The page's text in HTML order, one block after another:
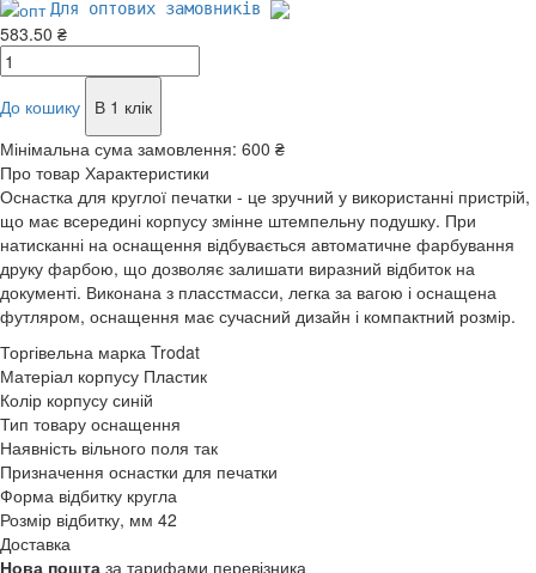
Для оптових замовників
583.50 ₴
До кошику
В 1 клік
Мінімальна сума замовлення: 600 ₴
Про товар Характеристики
Оснастка для круглої печатки - це зручний у використанні пристрій,
що має всередині корпусу змінне штемпельну подушку. При
натисканні на оснащення відбувається автоматичне фарбування
друку фарбою, що дозволяє залишати виразний відбиток на
документі. Виконана з пласстмасси, легка за вагою і оснащена
футляром, оснащення має сучасний дизайн і компактний розмір.
Торгівельна марка Trodat
Матеріал корпусу Пластик
Колір корпусу синій
Тип товару оснащення
Наявність вільного поля так
Призначення оснастки для печатки
Форма відбитку кругла
Розмір відбитку, мм 42
Доставка
Нова пошта за тарифами перевізника